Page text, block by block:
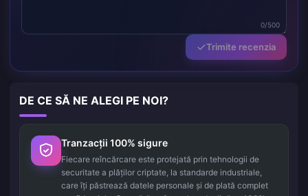
0/500
Trimite recenzia
DE CE SĂ NE ALEGI PE NOI?
Tranzacții 100% sigure
Fiecare reîncărcare este protejată prin tehnologii de
securitate a plăților criptate, la standarde industriale,
care îți păstrează datele personale și de plată complet